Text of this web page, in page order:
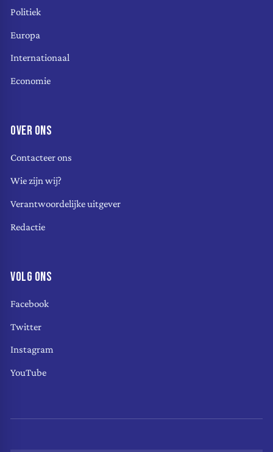
Politiek
Europa
Internationaal
Economie
OVER ONS
Contacteer ons
Wie zijn wij?
Verantwoordelijke uitgever
Redactie
VOLG ONS
Facebook
Twitter
Instagram
YouTube